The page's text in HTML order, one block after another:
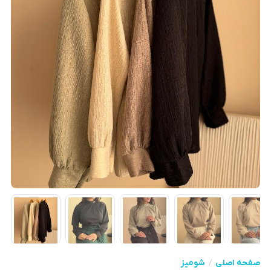
صفحه اصلی شومیز